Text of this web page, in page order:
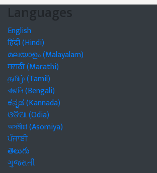
Languages
English
हिंदी (Hindi)
മലയാളം (Malayalam)
मराठी (Marathi)
தமிழ் (Tamil)
বাঙালি (Bengali)
ಕನ್ನಡ (Kannada)
ଓଡିଆ (Odia)
অসমীয়া (Asomiya)
ਪੰਜਾਬੀ
తెలుగు
ગુજરાતી